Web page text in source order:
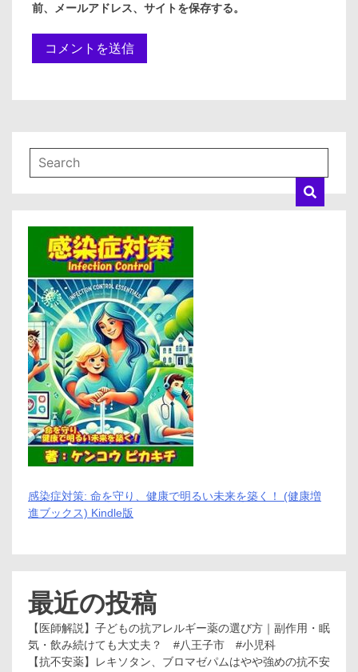
前、メールアドレス、サイトを保存する。
感染症対策: 命を守り、健康で明るい未来を築く！ (健康増
進ブックス) Kindle版
最近の投稿
【医師解説】子どもの抗アレルギー薬の選び方｜副作用・眠
気・飲み続けても大丈夫？ #八王子市 #小児科
【抗不安薬】レキソタン、ブロマゼパムはやや強めの抗不安